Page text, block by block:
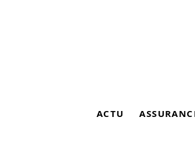
ACTU